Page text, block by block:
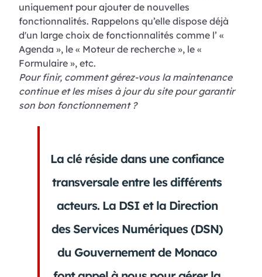
uniquement pour ajouter de nouvelles
fonctionnalités. Rappelons qu’elle dispose déjà
d'un large choix de fonctionnalités comme l’ «
Agenda », le « Moteur de recherche », le «
Formulaire », etc.
Pour finir, comment gérez-vous la maintenance
continue et les mises à jour du site pour garantir
son bon fonctionnement ?
La clé réside dans une confiance
transversale entre les différents
acteurs. La DSI et la Direction
des Services Numériques (DSN)
du Gouvernement de Monaco